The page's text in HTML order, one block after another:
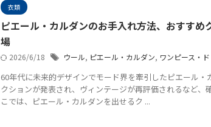
衣類
ピエール・カルダンのお手入れ方法、おすすめ
場
2026/6/18 ウール, ピエール・カルダン, ワンピース・
60年代に未来的デザインでモード界を牽引したピエール・
クションが発表され、ヴィンテージが再評価されるなど、
こでは、ピエール・カルダンを出せるク ...